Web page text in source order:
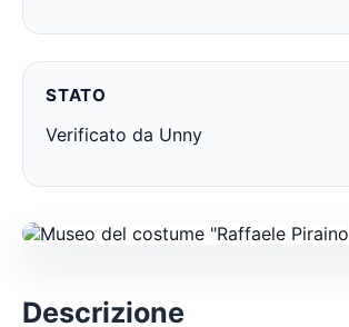
STATO
Verificato da Unny
Descrizione